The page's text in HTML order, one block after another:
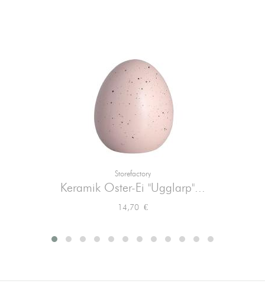
Storefactory
Keramik Oster-Ei "Ugglarp"...
Preis
14,70 €